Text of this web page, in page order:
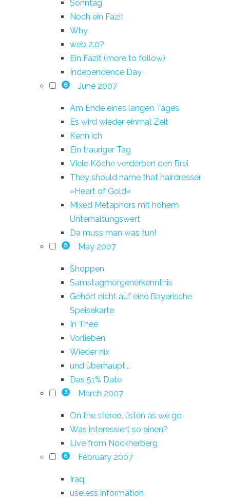
Sonntag
Noch ein Fazit
Why
web 2.0?
Ein Fazit (more to follow)
Independence Day
8 June 2007
Am Ende eines langen Tages
Es wird wieder einmal Zeit
Kenn ich
Ein trauriger Tag
Viele Köche verderben den Brei
They should name that hairdresser
»Heart of Gold«
Mixed Metaphors mit hohem
Unterhaltungswert
Da muss man was tun!
8 May 2007
Shoppen
Samstagmorgenerkenntnis
Gehört nicht auf eine Bayerische
Speisekarte
In Thee
Vorlieben
Wieder nix
und überhaupt...
Das 51% Date
3 March 2007
On the stereo, listen as we go
Was interessiert so einen?
Live from Nockherberg
6 February 2007
Iraq
useless information